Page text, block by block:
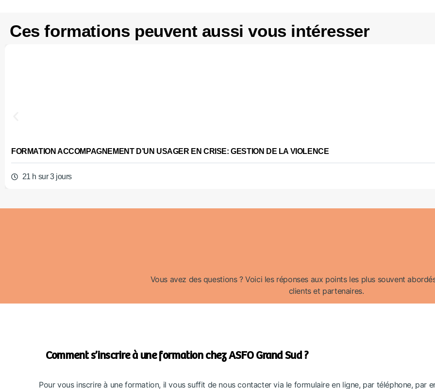
Ces formations peuvent aussi vous intéresser
FORMATION ACCOMPAGNEMENT D’UN USAGER EN CRISE: GESTION DE LA VIOLENCE
21 h sur 3 jours
Vous avez des questions ? Voici les réponses aux points les plus souvent
clients et partenaires.
Comment s’inscrire à une formation chez ASFO Grand Sud ?
Pour vous inscrire à une formation, il vous suffit de nous contacter via le formulaire en ligne, par téléphone, par